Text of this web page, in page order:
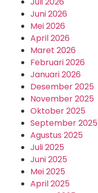
Juni 2026
Mei 2026
April 2026
Maret 2026
Februari 2026
Januari 2026
Desember 2025
November 2025
Oktober 2025
September 2025
Agustus 2025
Juli 2025
Juni 2025
Mei 2025
April 2025